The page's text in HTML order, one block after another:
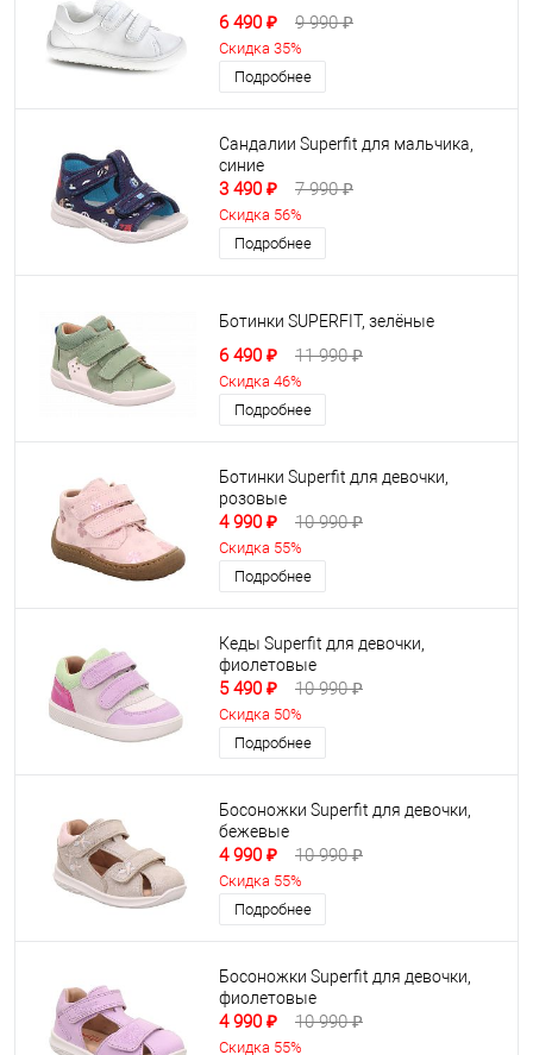
6 490 ₽ 9 990 ₽
Скидка 35%
Подробнее
Сандалии Superfit для мальчика,
синие
3 490 ₽ 7 990 ₽
Скидка 56%
Подробнее
Ботинки SUPERFIT, зелёные
6 490 ₽ 11 990 ₽
Скидка 46%
Подробнее
Ботинки Superfit для девочки,
розовые
4 990 ₽ 10 990 ₽
Скидка 55%
Подробнее
Кеды Superfit для девочки,
фиолетовые
5 490 ₽ 10 990 ₽
Скидка 50%
Подробнее
Босоножки Superfit для девочки,
бежевые
4 990 ₽ 10 990 ₽
Скидка 55%
Подробнее
Босоножки Superfit для девочки,
фиолетовые
4 990 ₽ 10 990 ₽
Скидка 55%